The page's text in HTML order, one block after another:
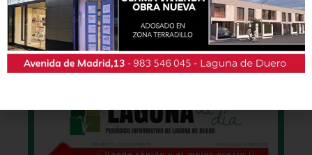
Hazte ya con la septuagésima tercera edición
de la revista Laguna al Día. Haz clic sobre la
imagen para verla online.